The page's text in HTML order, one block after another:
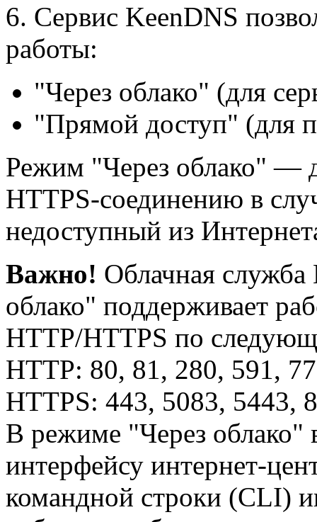
6. Сервис KeenDNS
работы:
"Через облако" (для
"Прямой доступ" (для
Режим "Через облако" —
HTTPS-соединению в
недоступный из
Важно! Облачная
облако" поддерживает
HTTP/HTTPS по
HTTP: 80, 81, 280, 591,
HTTPS: 443, 5083, 5443,
В режиме "Через облако"
интерфейсу интернет-
командной строки (CLI)